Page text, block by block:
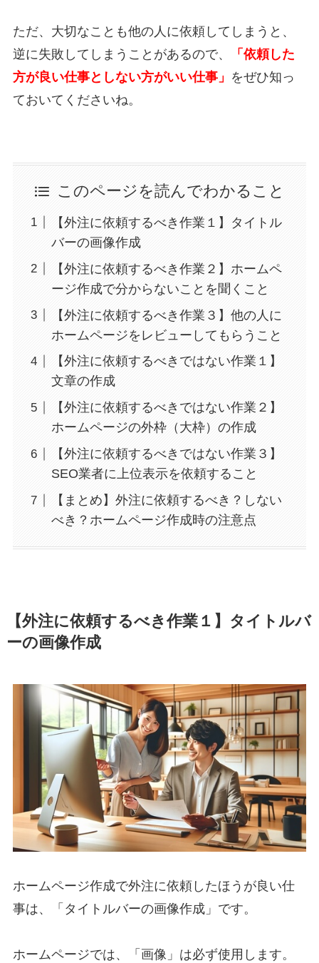
ただ、大切なことも他の人に依頼してしまうと、
逆に失敗してしまうことがあるので、
「依頼した
方が良い仕事としない方がいい仕事」 をぜひ知っ
ておいてくださいね。
このページを読んでわかること
【外注に依頼するべき作業１】タイトル
バーの画像作成
【外注に依頼するべき作業２】ホームペ
ージ作成で分からないことを聞くこと
【外注に依頼するべき作業３】他の人に
ホームページをレビューしてもらうこと
【外注に依頼するべきではない作業１】
文章の作成
【外注に依頼するべきではない作業２】
ホームページの外枠（大枠）の作成
【外注に依頼するべきではない作業３】
SEO業者に上位表示を依頼すること
【まとめ】外注に依頼するべき？しない
べき？ホームページ作成時の注意点
【外注に依頼するべき作業１】タイトルバ
ーの画像作成
ホームページ作成で外注に依頼したほうが良い仕
事は、「タイトルバーの画像作成」です。
ホームページでは、「画像」は必ず使用します。